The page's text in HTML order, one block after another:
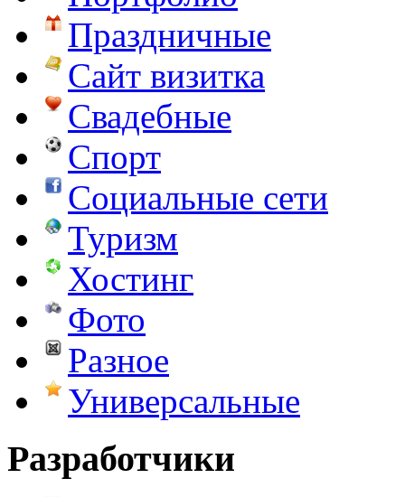
Праздничные
Сайт визитка
Свадебные
Спорт
Социальные сети
Туризм
Хостинг
Фото
Разное
Универсальные
Разработчики